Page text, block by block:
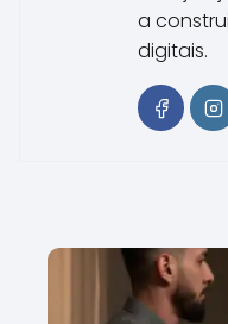
a
digitais.